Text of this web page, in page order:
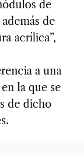
de
de
acrílica”,
a una
la que se
de dicho